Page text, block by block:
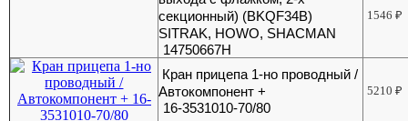
секционный) (BKQF34B)
SITRAK, HOWO, SHACMAN
14750667H
1546₽
Кран прицепа 1-но проводный /
Автокомпонент +
16-3531010-70/80
5210₽